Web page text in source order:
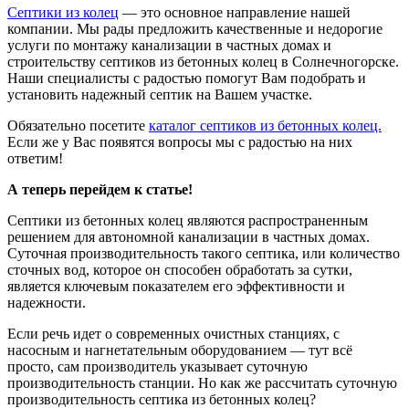
Септики из колец — это основное направление нашей
компании. Мы рады предложить качественные и недорогие
услуги по монтажу канализации в частных домах и
строительству септиков из бетонных колец в Солнечногорске.
Наши специалисты с радостью помогут Вам подобрать и
установить надежный септик на Вашем участке.
Обязательно посетите каталог септиков из бетонных колец.
Если же у Вас появятся вопросы мы с радостью на них
ответим!
А теперь перейдем к статье!
Септики из бетонных колец являются распространенным
решением для автономной канализации в частных домах.
Суточная производительность такого септика, или количество
сточных вод, которое он способен обработать за сутки,
является ключевым показателем его эффективности и
надежности.
Если речь идет о современных очистных станциях, с
насосным и нагнетательным оборудованием — тут всё
просто, сам производитель указывает суточную
производительность станции. Но как же рассчитать суточную
производительность септика из бетонных колец?